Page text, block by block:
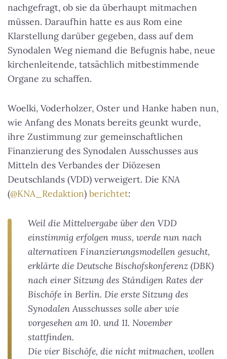
nachgefragt, ob sie da überhaupt mitmachen
müssen. Daraufhin hatte es aus Rom eine
Klarstellung darüber gegeben, dass auf dem
Synodalen Weg niemand die Befugnis habe, neue
kirchenleitende, tatsächlich mitbestimmende
Organe zu schaffen.
Woelki, Voderholzer, Oster und Hanke haben nun,
wie Anfang des Monats bereits geunkt wurde,
ihre Zustimmung zur gemeinschaftlichen
Finanzierung des Synodalen Ausschusses aus
Mitteln des Verbandes der Diözesen
Deutschlands (VDD) verweigert. Die KNA
(@KNA_Redaktion) berichtet:
Weil die Mittelvergabe über den VDD
einstimmig erfolgen muss, werde nun nach
alternativen Finanzierungsmodellen gesucht,
erklärte die Deutsche Bischofskonferenz (DBK)
nach einer Sitzung des Ständigen Rates der
Bischöfe in Berlin. Die erste Sitzung des
Synodalen Ausschusses solle aber wie
vorgesehen am 10. und 11. November
stattfinden.
Die vier Bischöfe, die nicht mitmachen, wollen